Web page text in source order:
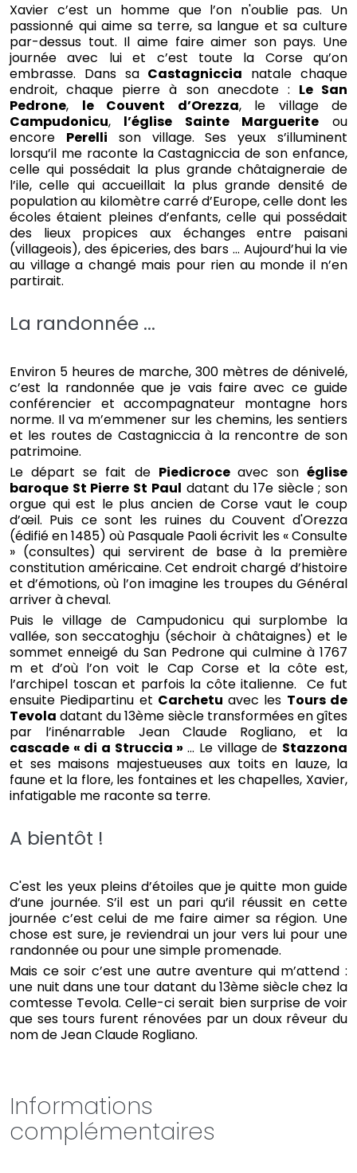
Xavier c’est un homme que l’on n'oublie pas. Un
passionné qui aime sa terre, sa langue et sa culture
par-dessus tout. Il aime faire aimer son pays. Une
journée avec lui et c’est toute la Corse qu’on
embrasse. Dans sa Castagniccia natale chaque
endroit, chaque pierre à son anecdote : Le San
Pedrone, le Couvent d’Orezza, le village de
Campudonicu, l’église Sainte Marguerite ou
encore Perelli son village. Ses yeux s’illuminent
lorsqu’il me raconte la Castagniccia de son enfance,
celle qui possédait la plus grande châtaigneraie de
l’ile, celle qui accueillait la plus grande densité de
population au kilomètre carré d’Europe, celle dont les
écoles étaient pleines d’enfants, celle qui possédait
des lieux propices aux échanges entre paisani
(villageois), des épiceries, des bars … Aujourd’hui la vie
au village a changé mais pour rien au monde il n’en
partirait.
La randonnée ...
Environ 5 heures de marche, 300 mètres de dénivelé,
c’est la randonnée que je vais faire avec ce guide
conférencier et accompagnateur montagne hors
norme. Il va m’emmener sur les chemins, les sentiers
et les routes de Castagniccia à la rencontre de son
patrimoine.
Le départ se fait de Piedicroce avec son église
baroque St Pierre St Paul datant du 17e siècle ; son
orgue qui est le plus ancien de Corse vaut le coup
d’œil. Puis ce sont les ruines du Couvent d'Orezza
(édifié en 1485) où Pasquale Paoli écrivit les « Consulte
» (consultes) qui servirent de base à la première
constitution américaine. Cet endroit chargé d’histoire
et d’émotions, où l’on imagine les troupes du Général
arriver à cheval.
Puis le village de Campudonicu qui surplombe la
vallée, son seccatoghju (séchoir à châtaignes) et le
sommet enneigé du San Pedrone qui culmine à 1767
m et d’où l’on voit le Cap Corse et la côte est,
l’archipel toscan et parfois la côte italienne. Ce fut
ensuite Piedipartinu et Carchetu avec les Tours de
Tevola datant du 13ème siècle transformées en gîtes
par l’inénarrable Jean Claude Rogliano, et la
cascade « di a Struccia »… Le village de Stazzona
et ses maisons majestueuses aux toits en lauze, la
faune et la flore, les fontaines et les chapelles, Xavier,
infatigable me raconte sa terre.
A bientôt !
C'est les yeux pleins d’étoiles que je quitte mon guide
d’une journée. S’il est un pari qu’il réussit en cette
journée c’est celui de me faire aimer sa région. Une
chose est sure, je reviendrai un jour vers lui pour une
randonnée ou pour une simple promenade.
Mais ce soir c’est une autre aventure qui m’attend :
une nuit dans une tour datant du 13ème siècle chez la
comtesse Tevola. Celle-ci serait bien surprise de voir
que ses tours furent rénovées par un doux rêveur du
nom de Jean Claude Rogliano.
Informations
complémentaires